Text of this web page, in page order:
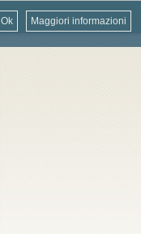
Maggiori informazioni
Ok